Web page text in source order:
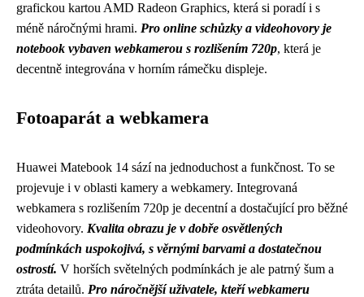
grafickou kartou AMD Radeon Graphics, která si poradí i s
méně náročnými hrami. Pro online schůzky a videohovory je
notebook vybaven webkamerou s rozlišením 720p, která je
decentně integrována v horním rámečku displeje.
Fotoaparát a webkamera
Huawei Matebook 14 sází na jednoduchost a funkčnost. To se
projevuje i v oblasti kamery a webkamery. Integrovaná
webkamera s rozlišením 720p je decentní a dostačující pro běžné
videohovory. Kvalita obrazu je v dobře osvětlených
podmínkách uspokojivá, s věrnými barvami a dostatečnou
ostrostí. V horších světelných podmínkách je ale patrný šum a
ztráta detailů. Pro náročnější uživatele, kteří webkameru